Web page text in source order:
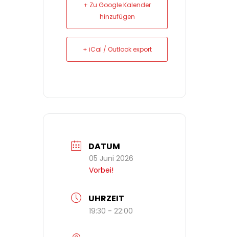
+ Zu Google Kalender
hinzufügen
+ iCal / Outlook export
DATUM
05 Juni 2026
Vorbei!
UHRZEIT
19:30 - 22:00